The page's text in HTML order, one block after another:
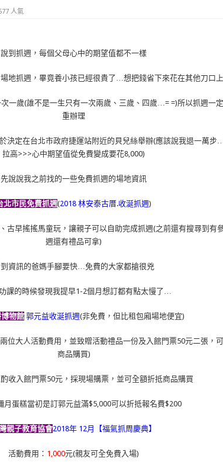
人氣
說到抓週，每個父母心中的期望值都不一樣
地抓週，畢竟養小孩已經很貴了…想把錢省下來花在其他刀口上
一歲(誰不是一生只有一次兩歲、三歲、四歲…= =)所以抓週一
重辦理
決定在台北市政府捷運站附近的貝兒絲舉辦(應該說我退一萬步
拉高>>>心中期望值從免費變成要花8,000)
先說說我之前找的一些免費抓週的場地資訊
北市民免費抓週(2018 林安泰古厝.收涎抓週)
古早搖搖馬童玩，讓親子可以自助完成抓週(之前還有搜尋到有
週還有禮品可拿)
資訊的爸媽手腳要快…免費的大家都搶很兇
課的時候發現我提早1-2個月想訂都有點太慢了…
物館 郭元益收涎抓週(非免費，但比租包廂場地便宜)
位大人活動費用，並致贈活動禮品一份及入館門票50元二張，
商品購買)
收入館門票50元，採現場購票，並可全額折抵商品購買
月蛋糕當初是訂郭元益滿$5,000可以折抵報名費$200
親子教育協會2018年 12月【福氣抓周慶典】
活動費用： 1,000元(親友可全免費入場)